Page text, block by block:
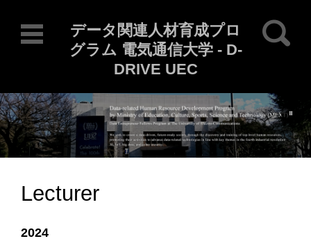
データ関連人材育成プロ
グラム 電気通信大学 - D-
DRIVE UEC
Search for:
Skip to content
Lecturer
2024